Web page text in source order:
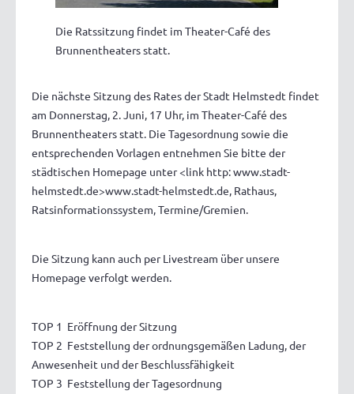
Die Ratssitzung findet im Theater-Café des
Brunnentheaters statt.
Die nächste Sitzung des Rates der Stadt Helmstedt findet
am Donnerstag, 2. Juni, 17 Uhr, im Theater-Café des
Brunnentheaters statt. Die Tagesordnung sowie die
entsprechenden Vorlagen entnehmen Sie bitte der
städtischen Homepage unter <link http: www.stadt-
helmstedt.de>www.stadt-helmstedt.de, Rathaus,
Ratsinformationssystem, Termine/Gremien.
Die Sitzung kann auch per Livestream über unsere
Homepage verfolgt werden.
TOP 1 Eröffnung der Sitzung
TOP 2 Feststellung der ordnungsgemäßen Ladung, der
Anwesenheit und der Beschlussfähigkeit
TOP 3 Feststellung der Tagesordnung